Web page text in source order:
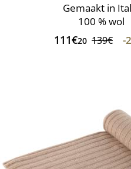
Gemaakt in
100 % wol
111€20 139€ -